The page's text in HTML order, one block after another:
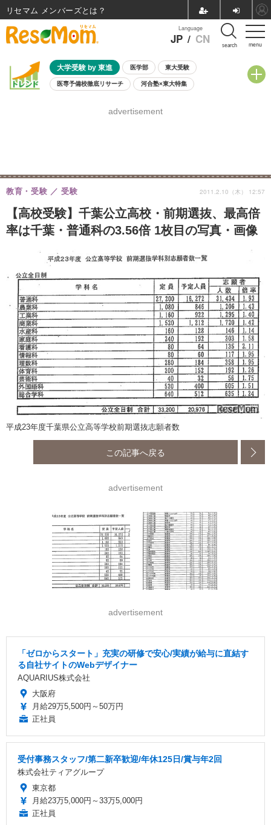
menu
Language
JP / CN search
大学受験 by 東進 医学部 東大受験
医専予備校徹底リサーチ 河合塾×東大特集
8月開催学校説明会・相談会
advertisement
【高校受験】千葉公立高校・前期選抜、最高倍
率は千葉・普通科の3.56倍 1枚目の写真・画像
教育・受験 受験 2011.2.10（木） 12:57
平成23年度千葉県公立高等学校前期選抜志願者数
この記事へ戻る
advertisement
advertisement
「ゼロからスタート」充実の研修で安心/実績が給与に直結す
る自社サイトのWebデザイナー
AQUARIUS株式会社
大阪府
月給29万5,500円～50万円
正社員
受付事務スタッフ/第二新卒歓迎/年休125日/賞与年2回
株式会社ティアグループ
東京都
月給23万5,000円～33万5,000円
正社員
リセマム メンバーズ